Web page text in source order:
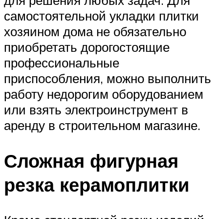
самостоятельной укладки плитки
хозяином дома не обязательно
приобретать дорогостоящие
профессиональные
приспособления, можно выполнить
работу недорогим оборудованием
или взять электроинструмент в
аренду в строительном магазине.
Сложная фигурная
резка керамоплитки